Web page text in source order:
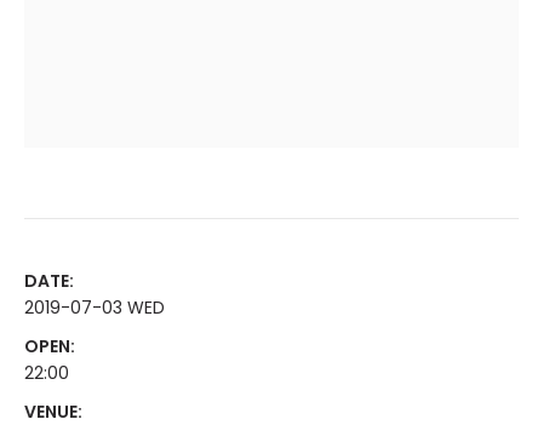
DATE:
2019-07-03 WED
OPEN:
22:00
VENUE: